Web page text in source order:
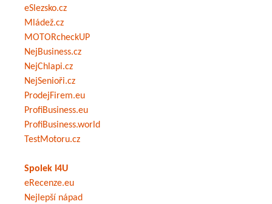
eSlezsko.cz
Mládež.cz
MOTORcheckUP
NejBusiness.cz
NejChlapi.cz
NejSenioři.cz
ProdejFirem.eu
ProfiBusiness.eu
ProfiBusiness.world
TestMotoru.cz
Spolek I4U
eRecenze.eu
Nejlepší nápad